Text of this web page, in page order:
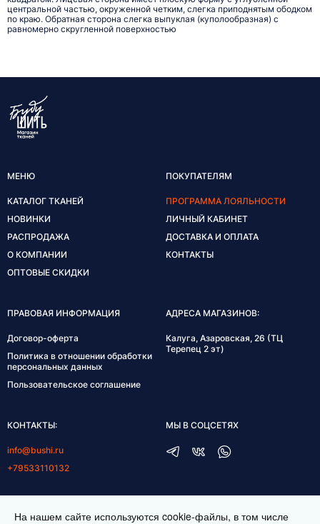
центральной частью, окруженной четким, слегка приподнятым ободком
по краю. Обратная сторона слегка выпуклая (куполообразная) с
равномерно скругленной поверхностью
МЕНЮ
КАТАЛОГ ТКАНЕЙ
НОВИНКИ
РАСПРОДАЖА
О КОМПАНИИ
ОПТОВЫЕ СКИДКИ
ПОКУПАТЕЛЯМ
ПРОГРАММА ЛОЯЛЬНОСТИ
ЛИЧНЫЙ КАБИНЕТ
ДОСТАВКА И ОПЛАТА
КОНТАКТЫ
ПРАВОВАЯ ИНФОРМАЦИЯ
Договор-оферта
Политика в отношении обработки
персональных данных
Пользовательское соглашение
АДРЕСА МАГАЗИНОВ:
Калуга, Азаровская, 26 (ТЦ
Терепец 2 эт)
КОНТАКТЫ:
info@bushi.ru
+79533110132
МЫ В СОЦСЕТЯХ
На нашем сайте используются cookie-файлы, в том числе